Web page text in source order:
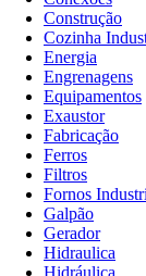
Construção
Cozinha
Energia
Engrenagens
Equipamentos
Exaustor
Fabricação
Ferros
Filtros
Fornos
Galpão
Gerador
Hidraulica
Hidráulica